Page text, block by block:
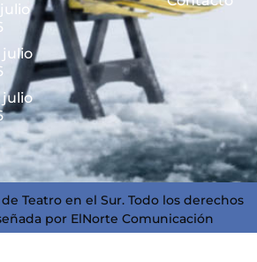
julio
julio
Teatro en el Sur. Todo los derechos
por ElNorte Comunicación